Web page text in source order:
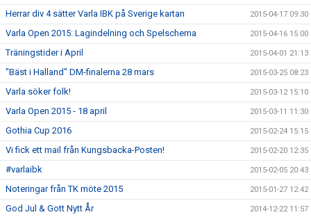
Herrar div 4 sätter Varla IBK på Sverige kartan 2015-04-17 09:30
Varla Open 2015: Lagindelning och Spelschema 2015-04-16 15:00
Träningstider i April 2015-04-01 21:13
"Bäst i Halland" DM-finalerna 28 mars 2015-03-25 08:23
Varla söker folk! 2015-03-12 15:10
Varla Open 2015 - 18 april 2015-03-11 11:30
Gothia Cup 2016 2015-02-24 15:15
Vi fick ett mail från Kungsbacka-Posten! 2015-02-20 12:35
#varlaibk 2015-02-05 20:43
Noteringar från TK möte 2015 2015-01-27 12:42
God Jul & Gott Nytt År 2014-12-22 11:57